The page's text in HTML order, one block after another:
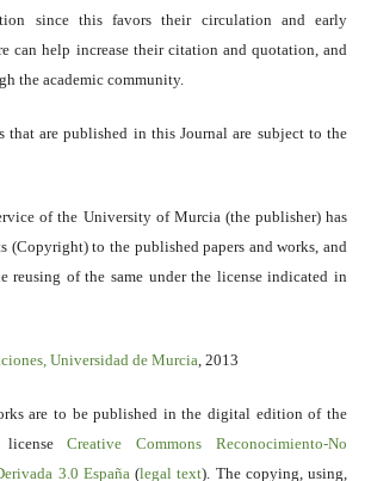
since this favors their circulation and early
can help increase their citation and quotation, and
the academic community.
that are published in this Journal are subject to the
of the University of Murcia (the publisher) has
(Copyright) to the published papers and works, and
reusing of the same under the license indicated in
Universidad de Murcia, 2013
are to be published in the digital edition of the
licenseCreative Commons Reconocimiento-No
3.0 España(legal text). The copying, using,